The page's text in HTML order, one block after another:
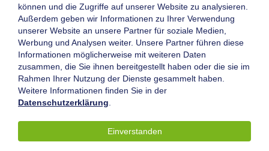
Allgemeine Anfragen:
dekanat02[at]wiwi.uni-frankfurt[dot]de
Die Goethe-Universität Frankfurt am Main
Impressum
Datenschutz
Barrierefreiheit
© 2004-2026 Goethe-Universität Frankfurt am Main
können und die Zugriffe auf unserer Website zu analysieren.
Außerdem geben wir Informationen zu Ihrer Verwendung
unserer Website an unsere Partner für soziale Medien,
Werbung und Analysen weiter. Unsere Partner führen diese
Informationen möglicherweise mit weiteren Daten
zusammen, die Sie ihnen bereitgestellt haben oder die sie im
Rahmen Ihrer Nutzung der Dienste gesammelt haben.
Weitere Informationen finden Sie in der
Datenschutzerklärung
Einverstanden